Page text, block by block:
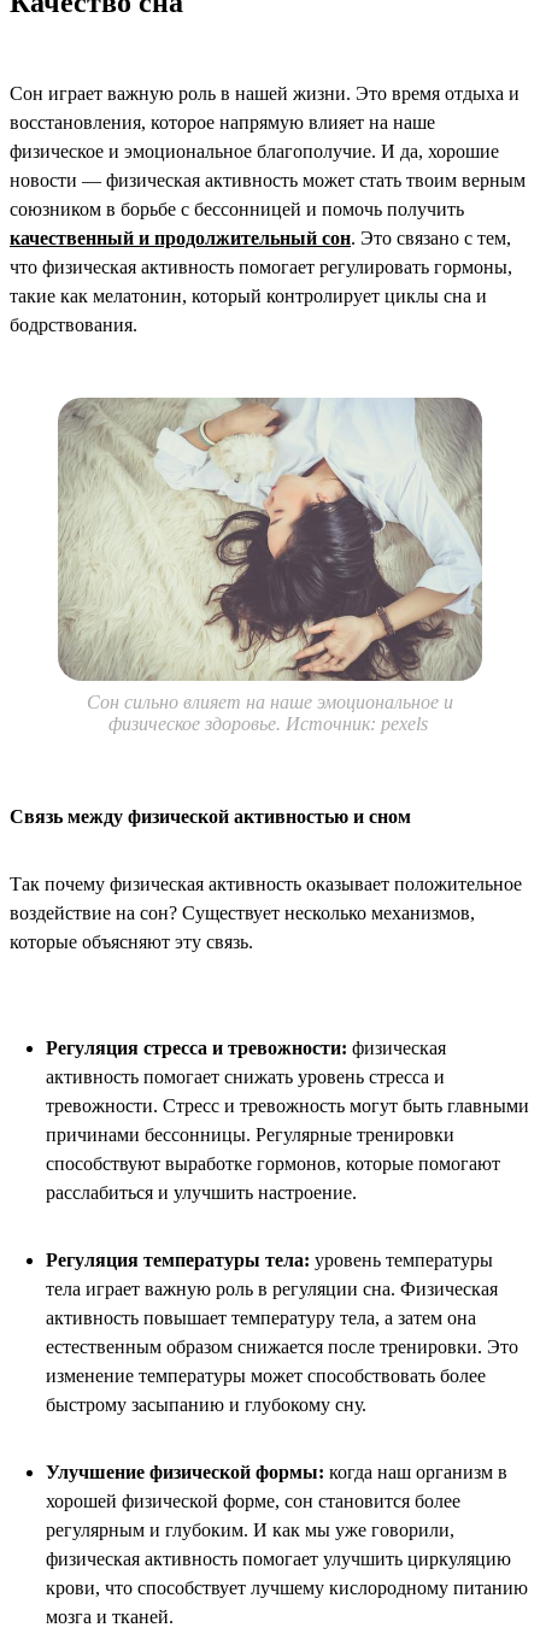
Сон играет важную роль в нашей жизни. Это время отдыха и
восстановления, которое напрямую влияет на наше
физическое и эмоциональное благополучие. И да, хорошие
новости — физическая активность может стать твоим верным
союзником в борьбе с бессонницей и помочь получить
качественный и продолжительный сон. Это связано с тем,
что физическая активность помогает регулировать гормоны,
такие как мелатонин, который контролирует циклы сна и
бодрствования.
Сон сильно влияет на наше эмоциональное и
физическое здоровье. Источник: pexels
Связь между физической активностью и сном
Так почему физическая активность оказывает положительное
воздействие на сон? Существует несколько механизмов,
которые объясняют эту связь.
Регуляция стресса и тревожности: физическая
активность помогает снижать уровень стресса и
тревожности. Стресс и тревожность могут быть главными
причинами бессонницы. Регулярные тренировки
способствуют выработке гормонов, которые помогают
расслабиться и улучшить настроение.
Регуляция температуры тела: уровень температуры
тела играет важную роль в регуляции сна. Физическая
активность повышает температуру тела, а затем она
естественным образом снижается после тренировки. Это
изменение температуры может способствовать более
быстрому засыпанию и глубокому сну.
Улучшение физической формы: когда наш организм в
хорошей физической форме, сон становится более
регулярным и глубоким. И как мы уже говорили,
физическая активность помогает улучшить циркуляцию
крови, что способствует лучшему кислородному питанию
мозга и тканей.